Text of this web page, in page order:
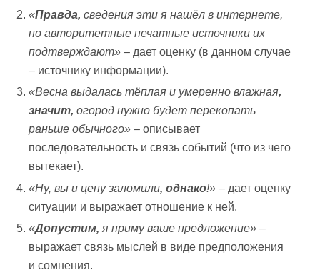
«Правда, сведения эти я нашёл в интернете,
но авторитетные печатные источники их
подтверждают» – дает оценку (в данном случае
– источнику информации).
«Весна выдалась тёплая и умеренно влажная,
значит, огород нужно будет перекопать
раньше обычного» – описывает
последовательность и связь событий (что из чего
вытекает).
«Ну, вы и цену заломили, однако!» – дает оценку
ситуации и выражает отношение к ней.
«Допустим, я приму ваше предложение» –
выражает связь мыслей в виде предположения
и сомнения.